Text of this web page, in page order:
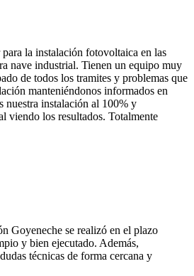
la instalación fotovoltaica en las
nave industrial. Tienen un equipo muy
de todos los tramites y problemas que
manteniéndonos informados en
nuestra instalación al 100% y
viendo los resultados. Totalmente
Goyeneche se realizó en el plazo
y bien ejecutado. Además,
técnicas de forma cercana y